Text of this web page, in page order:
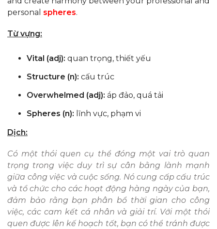
personal spheres.
Từ vựng:
Vital (adj): quan trọng, thiết yếu
Structure (n): cấu trúc
Overwhelmed (adj): áp đảo, quá tải
Spheres (n): lĩnh vực, phạm vi
Dịch:
Có một thói quen cụ thể đóng một vai trò quan
trọng trong việc duy trì sự cân bằng lành mạnh
giữa công việc và cuộc sống. Nó cung cấp cấu trúc
và tổ chức cho các hoạt động hàng ngày của bạn,
đảm bảo rằng bạn phân bổ thời gian cho công
việc, các cam kết cá nhân và giải trí. Với một thói
quen được lên kế hoạch tốt, bạn có thể tránh được